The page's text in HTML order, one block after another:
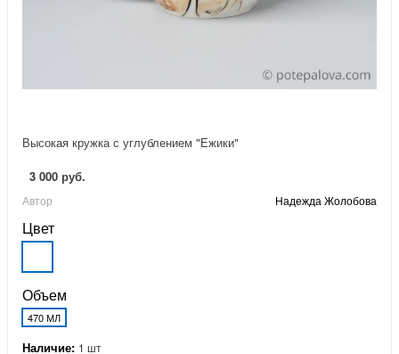
Высокая кружка с углублением "Ежики"
3 000 руб.
Автор Надежда Жолобова
Цвет
Объем
470 МЛ
Наличие: 1 шт